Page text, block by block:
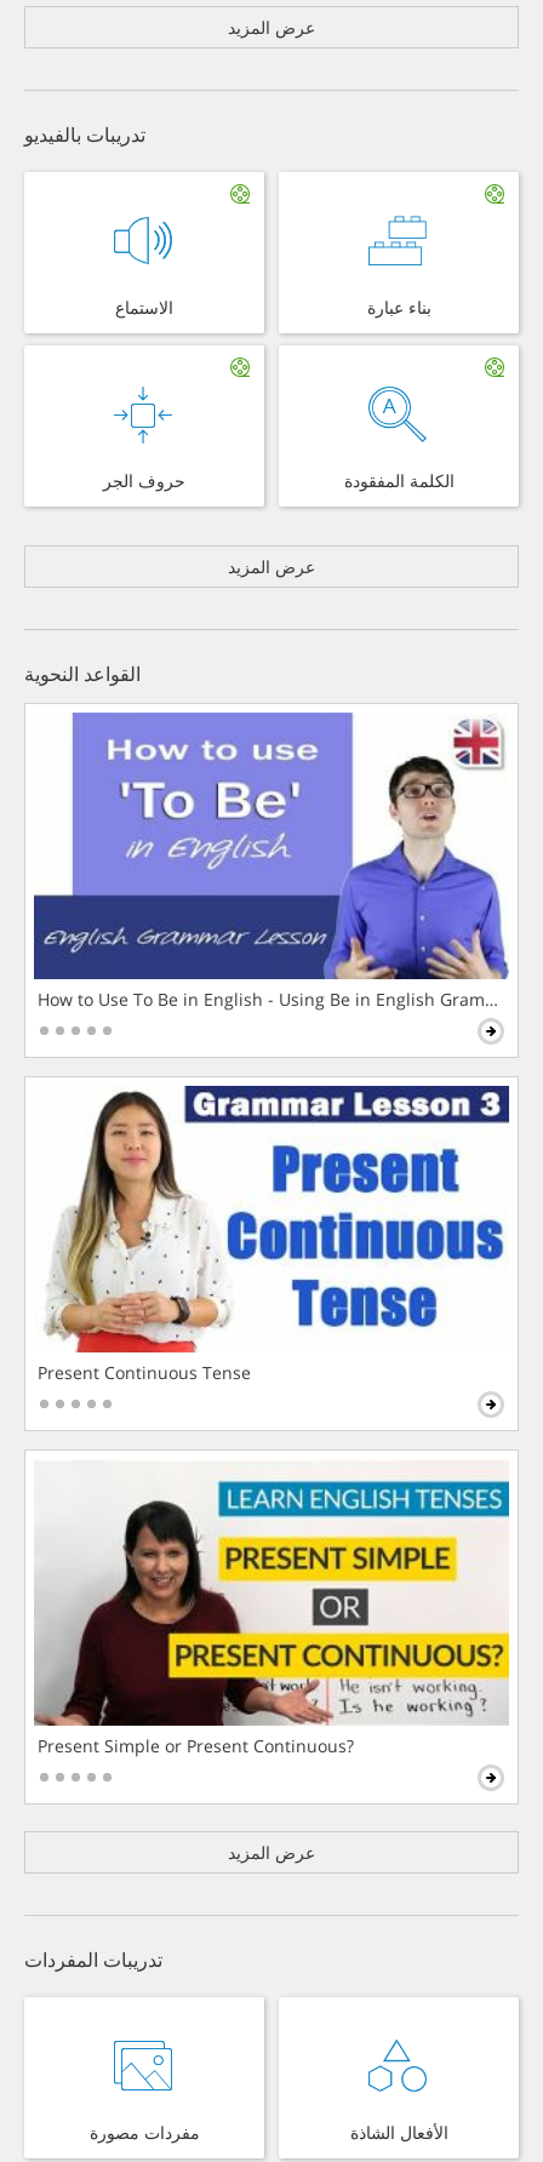
عرض المزيد
تدريبات بالفيديو
الاستماع بناء عبارة
حروف الجر الكلمة المفقودة
عرض المزيد
القواعد النحوية
How to Use To Be in English - Using Be in English Grammar
Present Continuous Tense
Present Simple or Present Continuous?
عرض المزيد
تدريبات المفردات
مفردات مصورة الأفعال الشاذة